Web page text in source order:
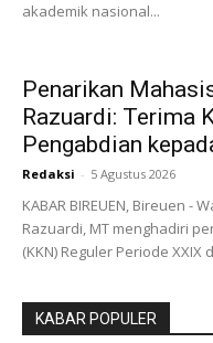
akademik nasional...
Penarikan
Razuardi: Terima
Pengabdian
Redaksi - 5 Agustus 2026
KABAR BIREUEN, Bireuen -
Razuardi, MT menghadiri
(KKN) Reguler Periode XXIX
KABAR POPULER